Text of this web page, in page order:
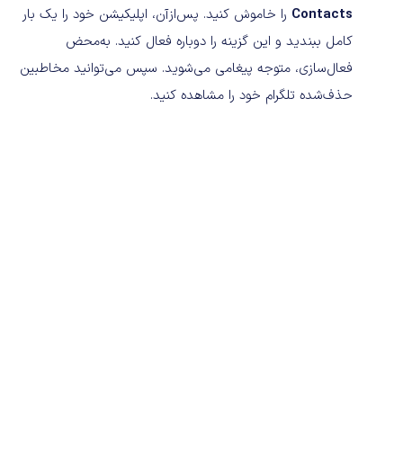
Contacts را خاموش کنید. پس‌ازآن، اپلیکیشن خود را یک بار
کامل ببندید و این گزینه را دوباره فعال کنید. به‌محض
فعال‌سازی، متوجه پیغامی می‌شوید. سپس می‌توانید مخاطبین
حذف‌شده تلگرام خود را مشاهده کنید.